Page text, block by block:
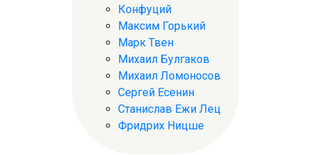
Конфуций
Максим Горький
Марк Твен
Михаил Булгаков
Михаил Ломоносов
Сергей Есенин
Станислав Ежи Лец
Фридрих Ницше